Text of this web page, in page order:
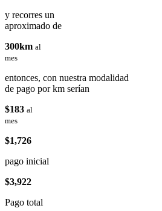
y recorres un
aproximado de
300km al
mes
entonces, con nuestra modalidad
de pago por km serían
$183 al
mes
$1,726
pago inicial
$3,922
Pago total